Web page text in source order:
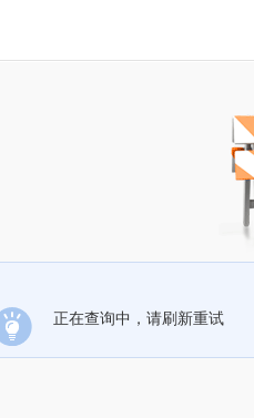
正在查询中，请刷新重试